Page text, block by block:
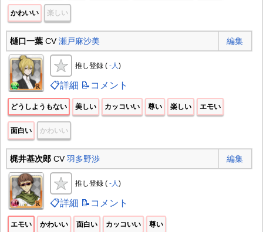
かわいい 楽しい
樋口一葉CV瀬戸麻沙美 編集
推し登録 ( -人)
📋詳細 📝コメント
どうしようもない 美しい カッコいい 尊い 楽しい エモい
面白い かわいい
梶井基次郎CV羽多野渉 編集
推し登録 ( -人)
📋詳細 📝コメント
エモい かわいい 面白い カッコいい 尊い